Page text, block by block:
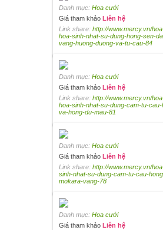
Danh mục: Hoa cưới
Giá tham khảo Liên hệ
Link share: http://www.mercy.vn/
hoa-sinh-nhat-su-dung-hong-sen-
vang-huong-duong-va-tu-cau-84
Danh mục: Hoa cưới
Giá tham khảo Liên hệ
Link share: http://www.mercy.vn/
hoa-sinh-nhat-su-dung-cam-tu-
va-hong-du-mau-81
Danh mục: Hoa cưới
Giá tham khảo Liên hệ
Link share: http://www.mercy.vn/
sinh-nhat-su-dung-cam-tu-cau-
mokara-vang-78
Danh mục: Hoa cưới
Giá tham khảo Liên hệ